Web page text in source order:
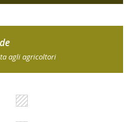
agli agricoltori